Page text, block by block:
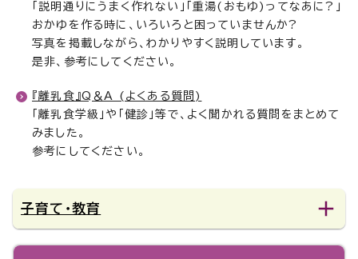
「説明通りにうまく作れない」「重湯(おもゆ)ってなあに?」
おかゆを作る時に、いろいろと困っていませんか?
写真を掲載しながら、わかりやすく説明しています。
是非、参考にしてください。
『離乳食』Q＆A (よくある質問)
「離乳食学級」や「健診」等で、よく聞かれる質問をまとめて
みました。
参考にしてください。
子育て・教育